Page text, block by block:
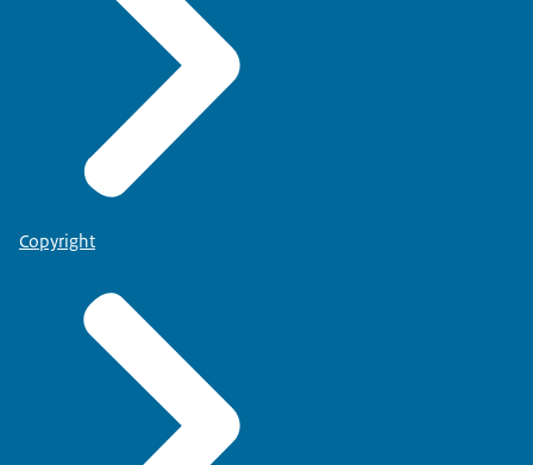
Copyright